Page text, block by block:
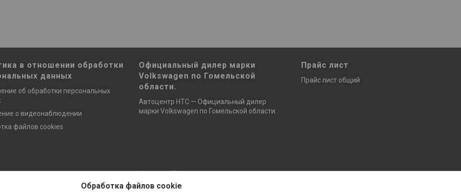
в отношении обработки
данных
об обработки персональных
о видеонаблюдении
файлов cookies
Официальный дилер марки
Volkswagen по Гомельской
области.
Автоцентр НТС — Официальный дилер
марки Volkswagen по Гомельской области.
Прайс лист
Прайс лист общий
Сайт создан на платформе Deal.by
Политика обработки файлов cookies
Обработка файлов cookie